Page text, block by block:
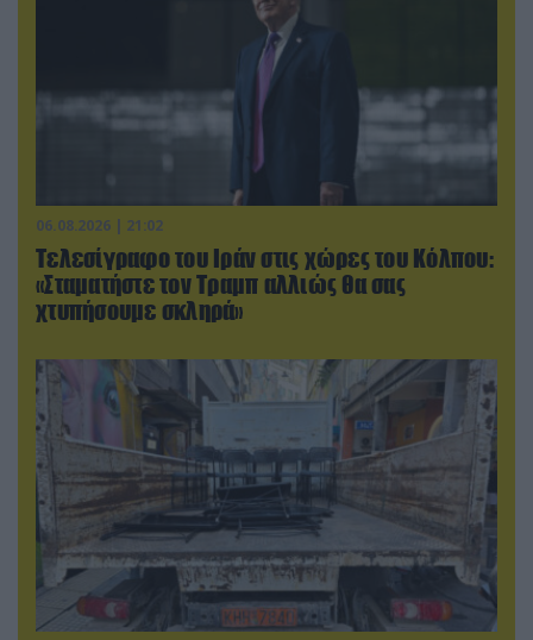
06.08.2026 | 21:02
Τελεσίγραφο του Ιράν στις χώρες του Κόλπου:
«Σταματήστε τον Τραμπ αλλιώς θα σας
χτυπήσουμε σκληρά»